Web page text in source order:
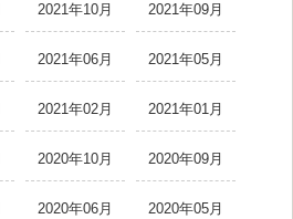
2021年10月 2021年09月
2021年06月 2021年05月
2021年02月 2021年01月
2020年10月 2020年09月
2020年06月 2020年05月